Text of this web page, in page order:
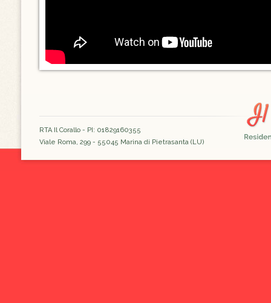
RTA Il Corallo - PI: 01829160355
Viale Roma, 299 - 55045 Marina di Pietrasanta (LU)